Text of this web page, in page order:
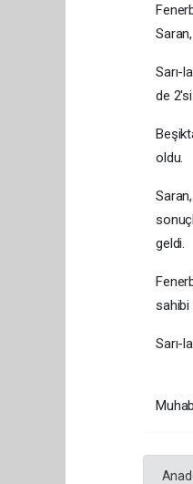
Sarı-
de
oldu.
geldi.
sahibi
Sarı-